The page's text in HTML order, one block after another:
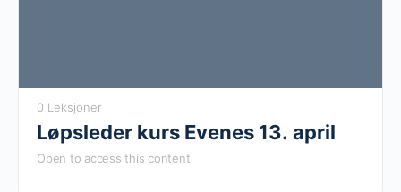
0 Leksjoner
Løpsleder kurs Evenes 13. april
Open to access this content